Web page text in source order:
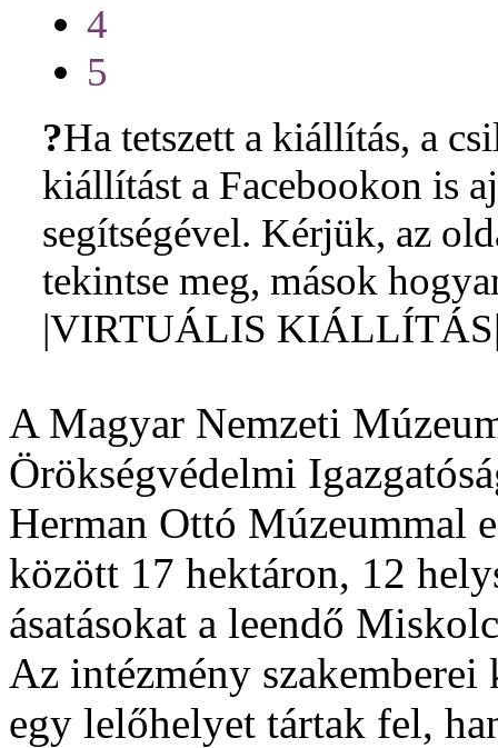
4
5
?Ha tetszett a kiállítás, a
kiállítást a Facebookon is
segítségével. Kérjük, az
tekintse meg, mások
|VIRTUÁLIS KIÁLLÍTÁS|
A Magyar Nemzeti
Örökségvédelmi
Herman Ottó Múzeummal
között 17 hektáron, 12
ásatásokat a leendő
Az intézmény szakemberei
egy lelőhelyet tártak fel,